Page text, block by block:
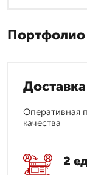
Портфолио
Оперативная
качества
2